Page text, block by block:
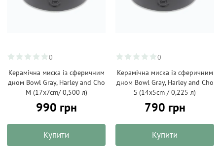
0
Керамічна миска із сферичним
дном Bowl Gray, Harley and Cho
M (17x7cm/ 0,500 л)
990 грн
Купити
0
Керамічна миска із сферичним
дном Bowl Gray, Harley and Cho
S (14x5cm / 0,225 л)
790 грн
Купити